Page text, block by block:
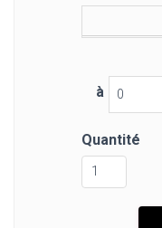
à
Quantité